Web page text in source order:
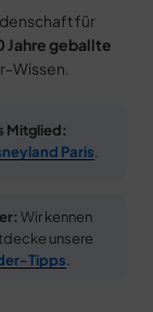
für
Jahre geballte
Wissen.
Mitglied:
Paris
Wir kennen
unsere
Tipps